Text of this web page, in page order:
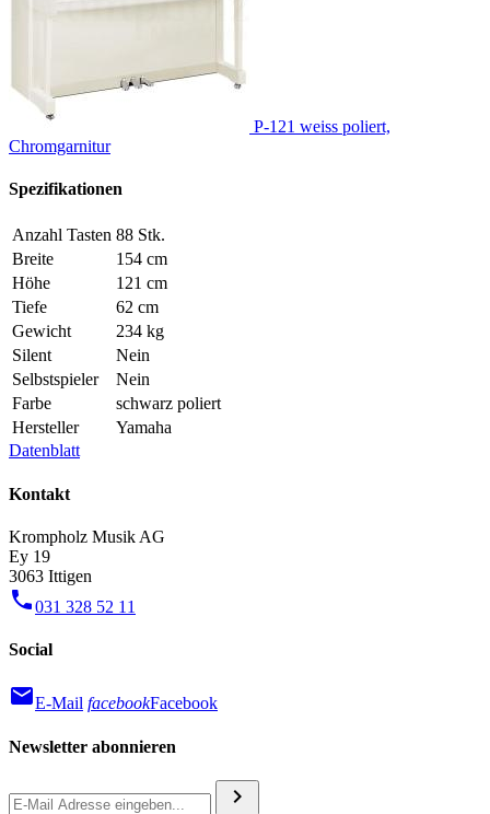
P-121 weiss poliert,
Chromgarnitur
Spezifikationen
Anzahl Tasten 88 Stk.
Breite
154 cm
Höhe
121 cm
Tiefe
62 cm
Gewicht
234 kg
Silent
Nein
Selbstspieler
Nein
Farbe
schwarz poliert
Hersteller
Yamaha
Datenblatt
Kontakt
Krompholz Musik AG
Ey 19
3063 Ittigen
phone031 328 52 11
Social
mailE-Mail facebookFacebook
Newsletter abonnieren
chevron_right